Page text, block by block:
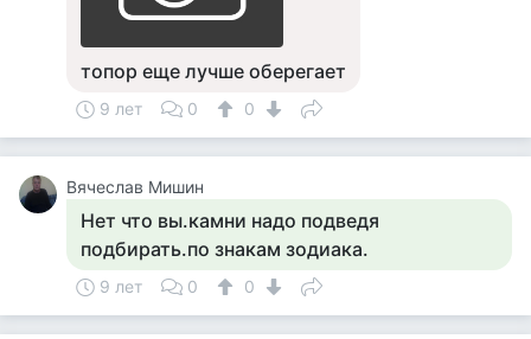
топор еще лучше оберегает
9 лет 0 0
Вячеслав Мишин
Нет что вы.камни надо подведя
подбирать.по знакам зодиака.
9 лет 0 0